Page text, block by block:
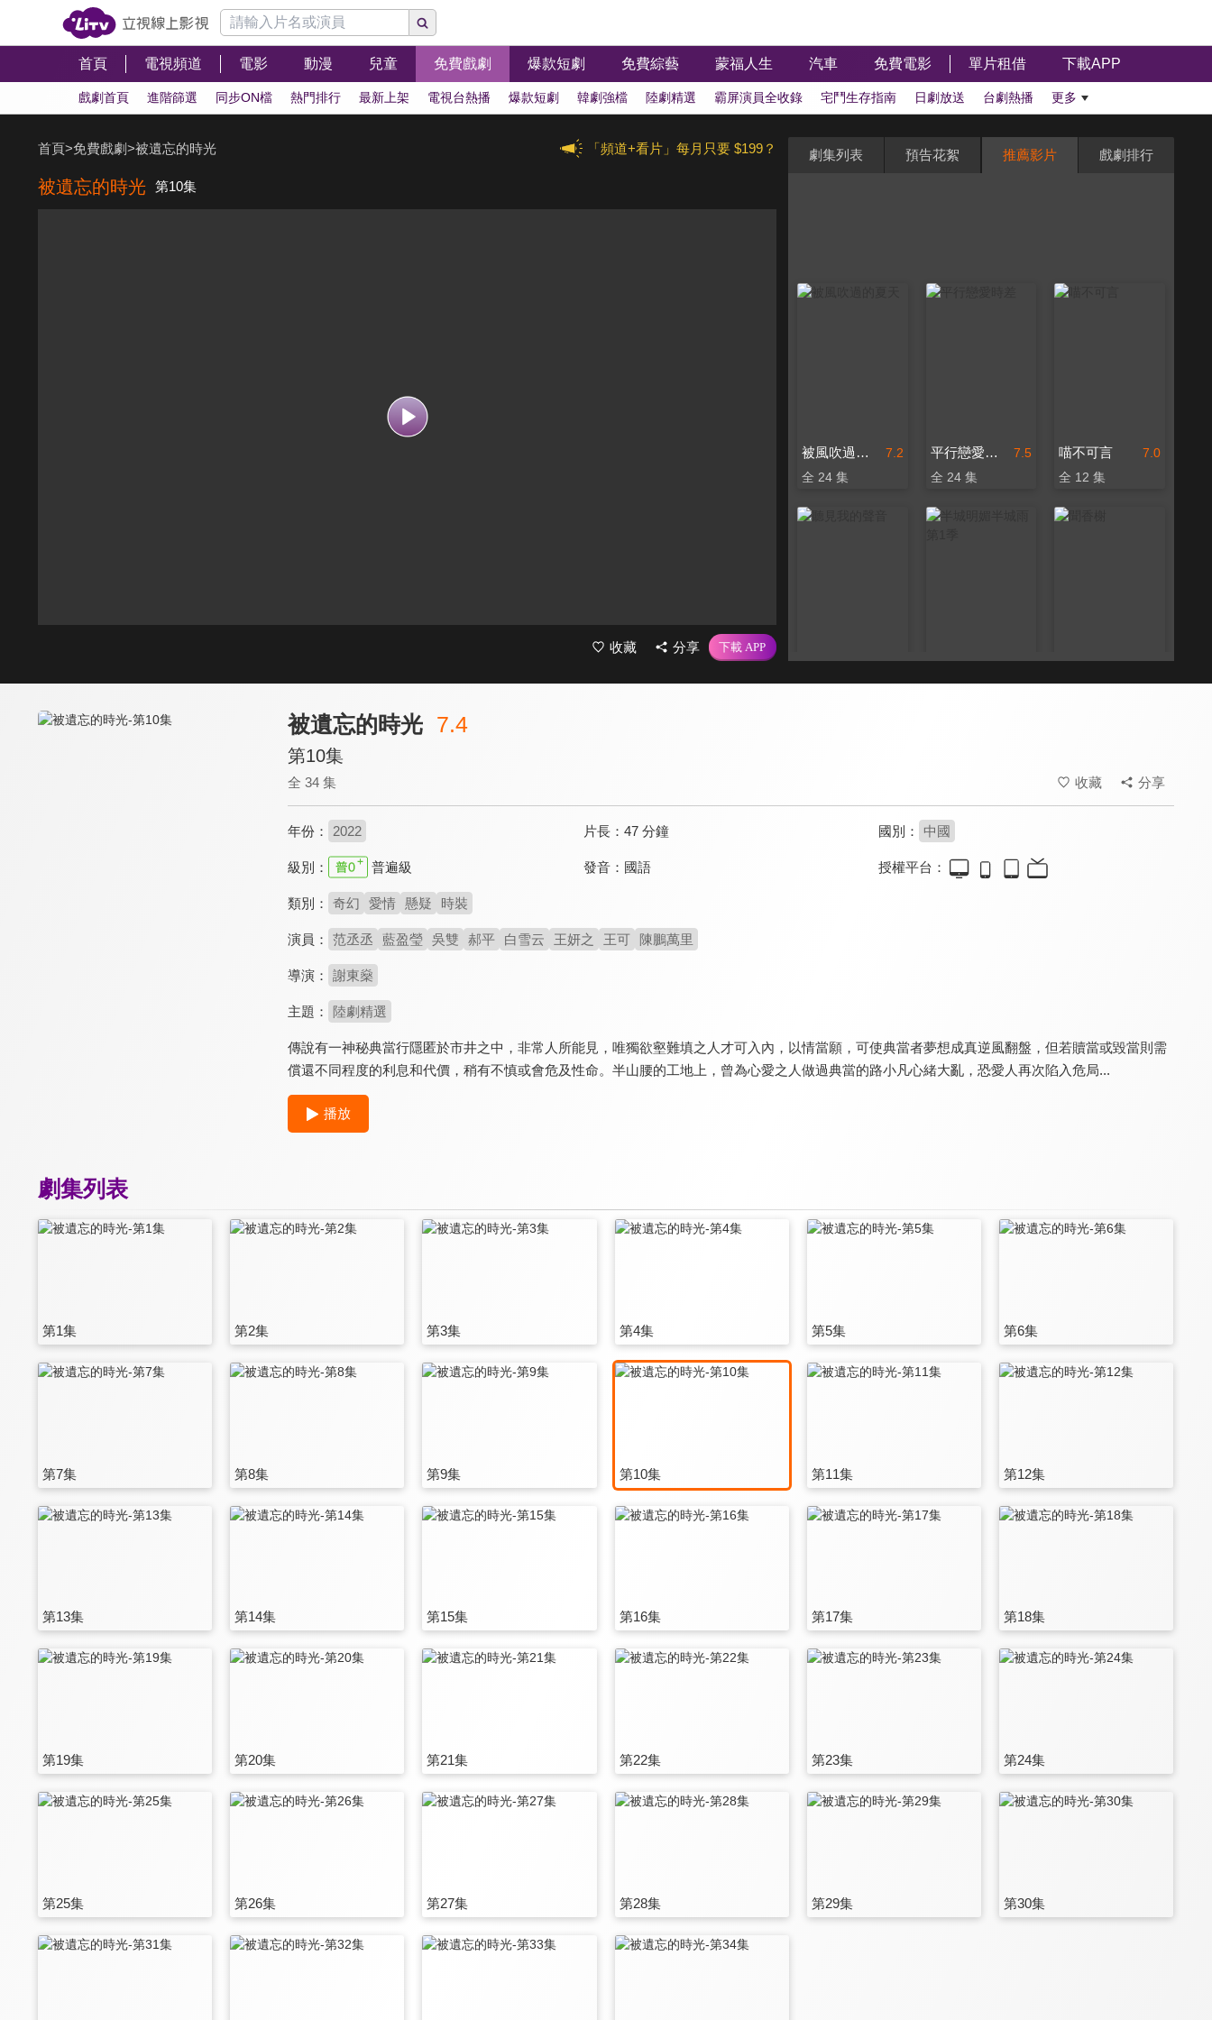
首頁 電視頻道 電影 動漫 兒童 免費戲劇 爆款短劇 免費綜藝 蒙福人生 汽車 免費電影 單片租借 下載APP
戲劇首頁 進階篩選 同步ON檔 熱門排行 最新上架 電視台熱播 爆款短劇 韓劇強檔 陸劇精選 霸屏演員全收錄 宅鬥生存指南 日劇放送 台劇熱播 更多
「頻道+看片」每月只要 $199？
首頁>免費戲劇>被遺忘的時光
被遺忘的時光 第10集
收藏 分享
劇集列表 預告花絮 推薦影片 戲劇排行
7.2
被風吹過的夏天
全 24 集
7.5
平行戀愛時差
全 24 集
7.0
喵不可言
全 12 集
被遺忘的時光 7.4
第10集
全 34 集 收藏 分享
年份： 2022 片長： 47 分鐘 國別： 中國
級別： 普遍級 發音： 國語 授權平台：
類別： 奇幻 愛情 懸疑 時裝
演員： 范丞丞 藍盈瑩 吳雙 郝平 白雪云 王妍之 王可 陳鵬萬里
導演： 謝東燊
主題： 陸劇精選
傳說有一神秘典當行隱匿於市井之中，非常人所能見，唯獨欲壑難填之人才可入內，以情當願，可使典當者夢想成真逆風翻盤，但若贖當或毀當則需
償還不同程度的利息和代價，稍有不慎或會危及性命。半山腰的工地上，曾為心愛之人做過典當的路小凡心緒大亂，恐愛人再次陷入危局...
播放
劇集列表
第1集 第2集 第3集 第4集 第5集 第6集
第7集 第8集 第9集 第10集 第11集 第12集
第13集 第14集 第15集 第16集 第17集 第18集
第19集 第20集 第21集 第22集 第23集 第24集
第25集 第26集 第27集 第28集 第29集 第30集